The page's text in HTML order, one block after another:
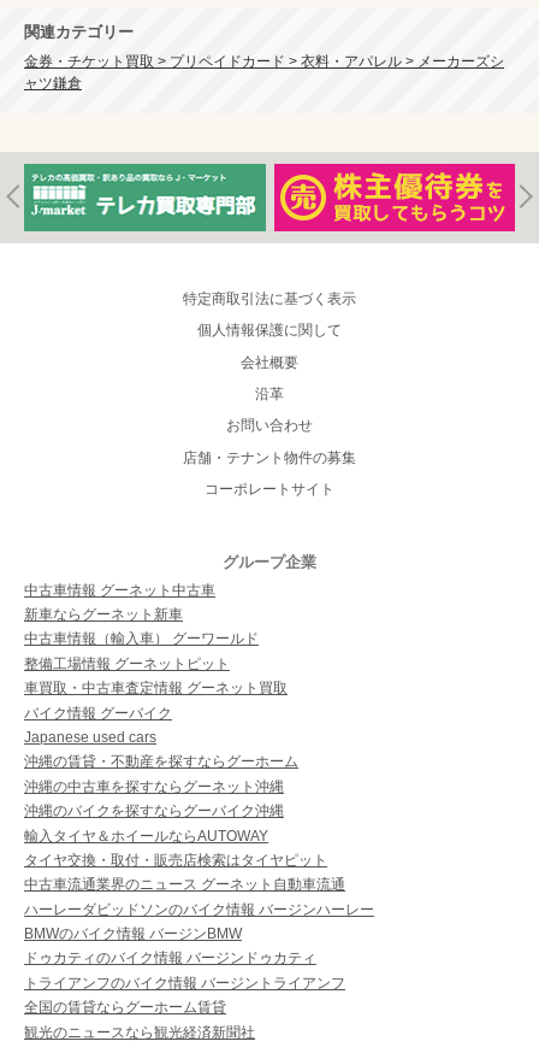
関連カテゴリー
金券・チケット買取 > プリペイドカード > 衣料・アパレル > メーカーズシ
ャツ鎌倉
特定商取引法に基づく表示
個人情報保護に関して
会社概要
沿革
お問い合わせ
店舗・テナント物件の募集
コーポレートサイト
グループ企業
中古車情報 グーネット中古車
新車ならグーネット新車
中古車情報（輸入車） グーワールド
整備工場情報 グーネットピット
車買取・中古車査定情報 グーネット買取
バイク情報 グーバイク
Japanese used cars
沖縄の賃貸・不動産を探すならグーホーム
沖縄の中古車を探すならグーネット沖縄
沖縄のバイクを探すならグーバイク沖縄
輸入タイヤ＆ホイールならAUTOWAY
タイヤ交換・取付・販売店検索はタイヤピット
中古車流通業界のニュース グーネット自動車流通
ハーレーダビッドソンのバイク情報 バージンハーレー
BMWのバイク情報 バージンBMW
ドゥカティのバイク情報 バージンドゥカティ
トライアンフのバイク情報 バージントライアンフ
全国の賃貸ならグーホーム賃貸
観光のニュースなら観光経済新聞社